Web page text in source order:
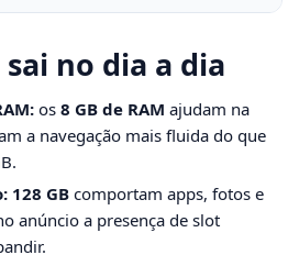
no dia a dia
os 8 GB de RAM ajudam na
a navegação mais fluida do que
128 GB comportam apps, fotos e
anúncio a presença de slot